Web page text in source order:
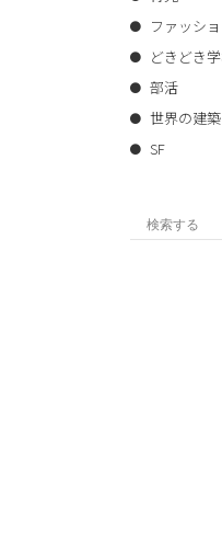
ファッシ
どきどき
部活
世界の建築
SF